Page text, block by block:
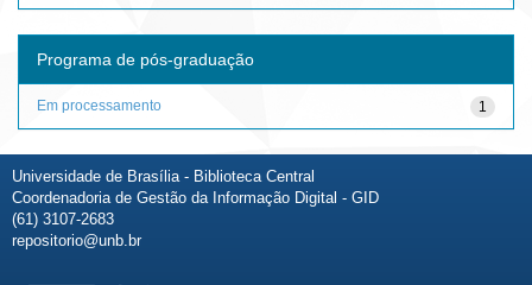
Programa de pós-graduação
1
Em processamento
Universidade de Brasília - Biblioteca Central
Coordenadoria de Gestão da Informação Digital - GID
(61) 3107-2683
repositorio@unb.br